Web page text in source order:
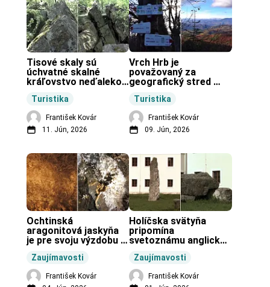
Turistika
Tisové skaly sú
úchvatné skalné
kráľovstvo neďaleko
František Kovár
11. Jún, 2026
Turistika
Vrch Hrb je
považovaný za
geografický stred
František Kovár
09. Jún, 2026
Zaujímavosti
Ochtinská
aragonitová jaskyňa
je pre svoju výzdobu
vo svete.
František Kovár
Zaujímavosti
Holíčska svätyňa
pripomína
svetoznámu anglickú
František Kovár